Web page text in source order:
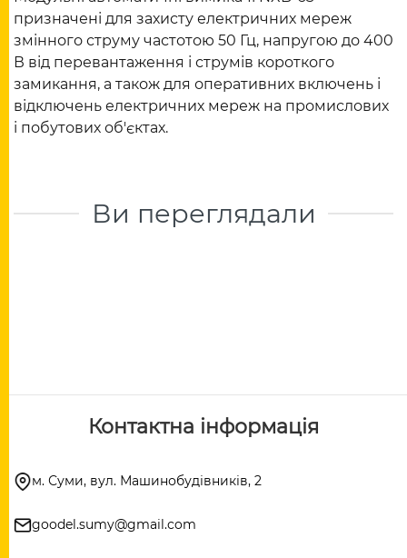
призначені для захисту електричних мереж
змінного струму частотою 50 Гц, напругою до 400
В від перевантаження і струмів короткого
замикання, а також для оперативних включень і
відключень електричних мереж на промислових
і побутових об'єктах.
Ви переглядали
Контактна інформація
м. Суми, вул. Машинобудівників, 2
goodel.sumy@gmail.com